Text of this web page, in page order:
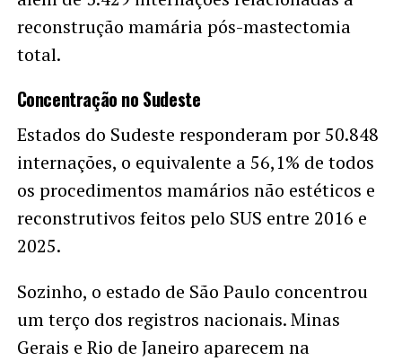
reconstrução mamária pós-mastectomia
total.
Concentração no Sudeste
Estados do Sudeste responderam por 50.848
internações, o equivalente a 56,1% de todos
os procedimentos mamários não estéticos e
reconstrutivos feitos pelo SUS entre 2016 e
2025.
Sozinho, o estado de São Paulo concentrou
um terço dos registros nacionais. Minas
Gerais e Rio de Janeiro aparecem na